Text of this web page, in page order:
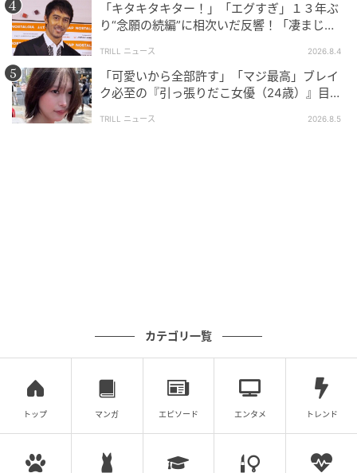
「キタキタキター！」「エグすぎ」１３年ぶ
り“念願の続編”に相次いだ反響！「凄まじく
TRILL ニュース 2026.8.4
「可愛いから全部許す」「マジ最高」ブレイ
ク必至の『引っ張りだこ女優（24歳）』目が
TRILL ニュース 2026.8.5
カテゴリ一覧
トップ マンガ エピソード エンタメ トレンド